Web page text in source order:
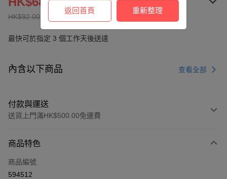
返回首頁 重新整理
HK$92.00
最快可於指定 3 個工作天後送達
內含以下商品 查看全部
付款與運送
送貨上門滿HK$500.00免運費
信用卡
AlipayHK
商品特色
商品編號
594512